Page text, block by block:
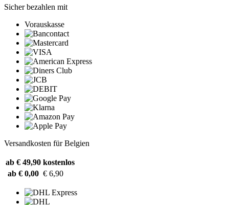
Sicher bezahlen mit
Vorauskasse
Versandkosten für Belgien
ab € 49,90 kostenlos
ab € 0,00 € 6,90